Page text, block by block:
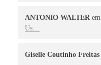
ANTONIO WALTER em
Us…
Giselle Coutinho Freitas